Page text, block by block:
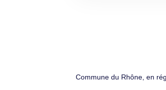
Commune du Rhône, en